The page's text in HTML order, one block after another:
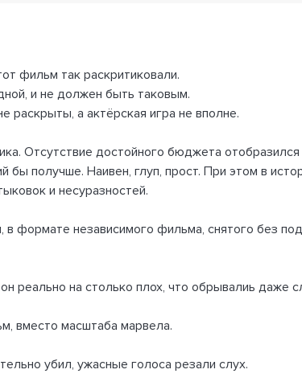
фильм так раскритиковали.
и не должен быть таковым.
раскрыты, а актёрская игра не вполне.
Отсутствие достойного бюджета
бы получше. Наивен, глуп, прост. При этом в
и несуразностей.
в формате независимого фильма, снятого без
реально на столько плох, что обрывалиь даже
вместо масштаба марвела.
убил, ужасные голоса резали слух.